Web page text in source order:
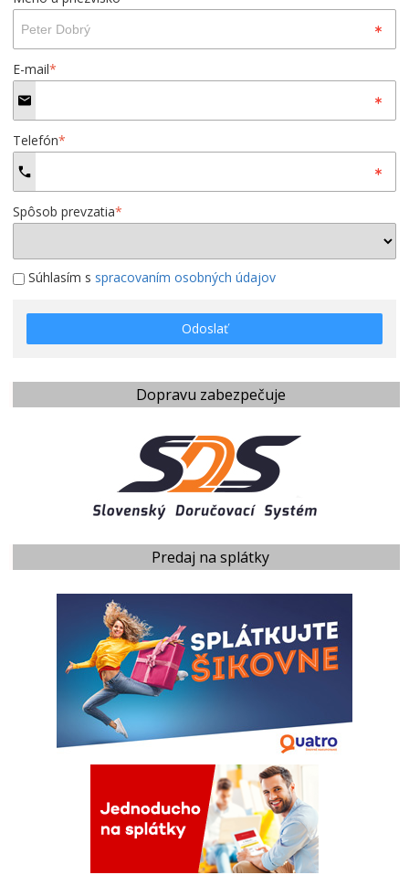
E-mail*
Telefón*
Spôsob prevzatia*
Súhlasím s spracovaním osobných údajov
Odoslať
Dopravu zabezpečuje
Predaj na splátky